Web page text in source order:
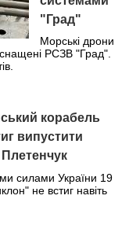
"Град"
Морські дрони
РСЗВ "Град".
корабель
випустити
силами України 19
не встиг навіть